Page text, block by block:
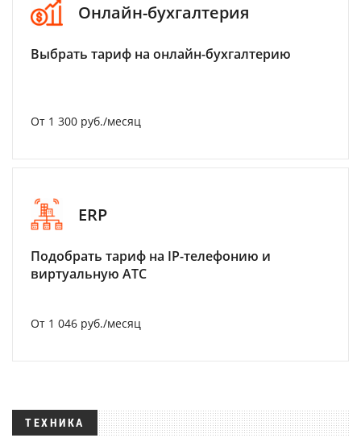
Онлайн-бухгалтерия
Выбрать тариф на онлайн-бухгалтерию
От 1 300 руб./месяц
ERP
Подобрать тариф на IP-телефонию и
виртуальную АТС
От 1 046 руб./месяц
ТЕХНИКА